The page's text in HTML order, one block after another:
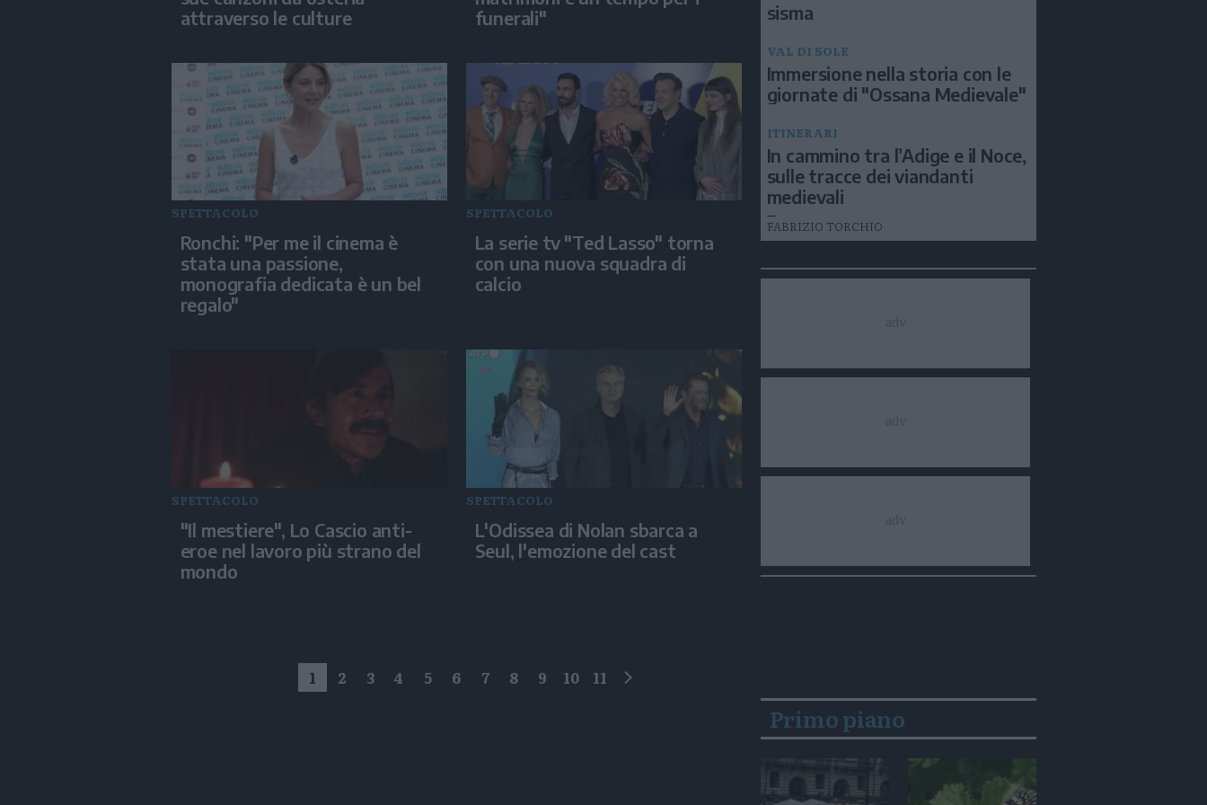
attraverso le culture
funerali"
SPETTACOLO
Ronchi: "Per me il cinema è
stata una passione,
monografia dedicata è un bel
regalo"
SPETTACOLO
La serie tv "Ted Lasso" torna
con una nuova squadra di
calcio
SPETTACOLO
"Il mestiere", Lo Cascio anti-
eroe nel lavoro più strano del
mondo
SPETTACOLO
L'Odissea di Nolan sbarca a
Seul, l'emozione del cast
1 2 3 4 5 6 7 8 9 10 11
sisma
VAL DI SOLE
Immersione nella storia con le
giornate di "Ossana Medievale"
ITINERARI
In cammino tra l’Adige e il Noce,
sulle tracce dei viandanti
medievali
FABRIZIO TORCHIO
Primo piano